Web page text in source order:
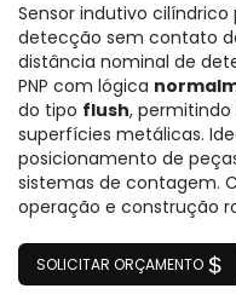
Sensor indutivo cilíndrico
detecção sem contato
distância nominal de
PNP com lógica
do tipo flush,
superfícies metálicas.
posicionamento de
sistemas de contagem.
operação e construção
SOLICITAR ORÇAMENTO